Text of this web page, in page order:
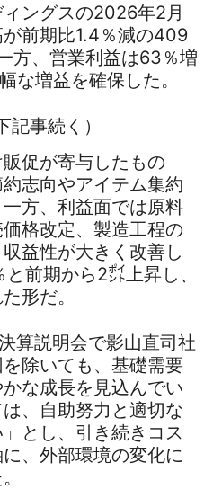
ングスの2026年2月
前期比1.4％減の409
方、営業利益は63％増
な増益を確保した。
記事続く）
促が寄与したもの
志向やアイテム集約
方、利益面では原料
格改定、製造工程の
益性が大きく改善し
前期から2㌽上昇し、
形だ。
算説明会で影山直司社
除いても、基礎需要
な成長を見込んでい
、自助努力と適切な
とし、引き続きコス
、外部環境の変化に